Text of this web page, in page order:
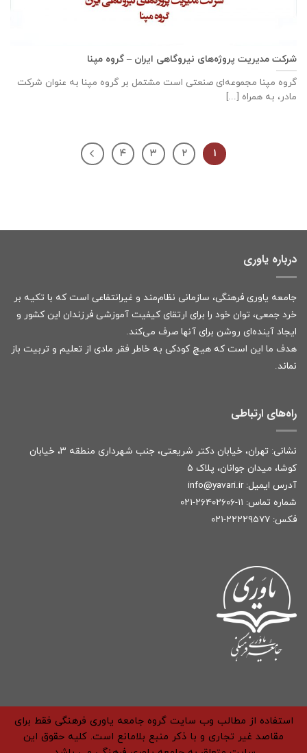
شرکت مدیریت پروژه‌های نیروگاهی ایران – گروه مپنا
گروه مپنا مجموعه‌ای صنعتى است مشتمل بر گروه مپنا به عنوان شرکت
مادر، به همراه [...]
۱ ۲ ۳ ۴
درباره یاوری
جامعه یاوری فرهنگی، سازمانی نظام‌مند و غیرانتفاعی است که با تکیه بر
خرد جمعی، توان خود را برای ارتقای کیفیت آموزشی فرزندان این کشور و
ایجاد آینده‌ای روشن برای آنها صرف می‌کند.
هدف ما این است که هیچ کودکی به خاطر فقر مادی از تعلیم و تربیت باز
نماند.
راه‌های ارتباطی
نشانی: تهران، خیابان دکتر شریعتی، جنب شهرداری منطقه ۳، خیابان
کوشا، میدان جوانان، پلاک ۵
آدرس ایمیل: info@yavari.ir
شماره تماس: ۱۱-۲۶۴۰۲۶۰۶-۰۲۱
فکس: ۲۲۲۲۹۵۷۷-۰۲۱
استفاده از مطالب وب سایت گروه جامعه یاوری فرهنگی فقط برای
مقاصد غیر تجاری و با ذکر منبع بلامانع است. کلیه حقوق این